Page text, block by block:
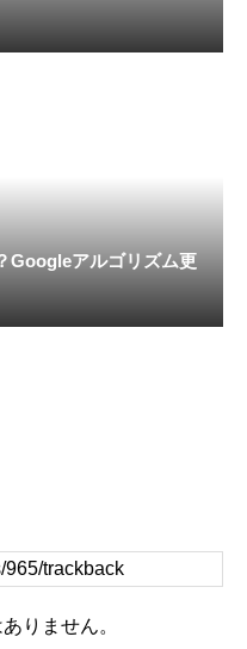
Googleアルゴリズム更
りません。